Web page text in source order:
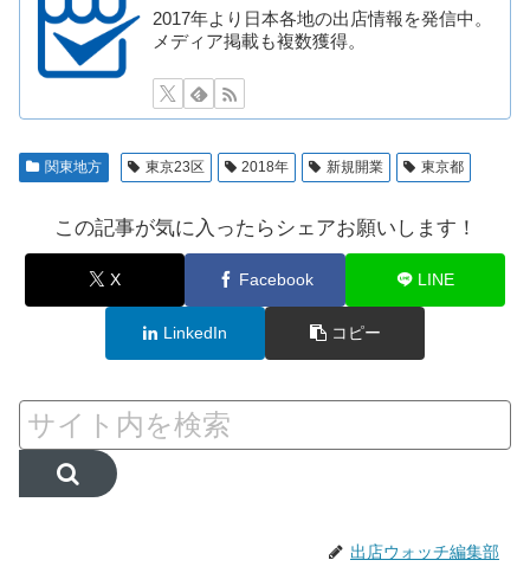
2017年より日本各地の出店情報を発信中。
メディア掲載も複数獲得。
関東地方 東京23区 2018年 新規開業 東京都
この記事が気に入ったらシェアお願いします！
X Facebook LINE
LinkedIn コピー
出店ウォッチ編集部